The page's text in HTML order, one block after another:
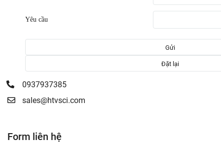
Yêu cầu
0937937385
sales@htvsci.com
Form liên hệ